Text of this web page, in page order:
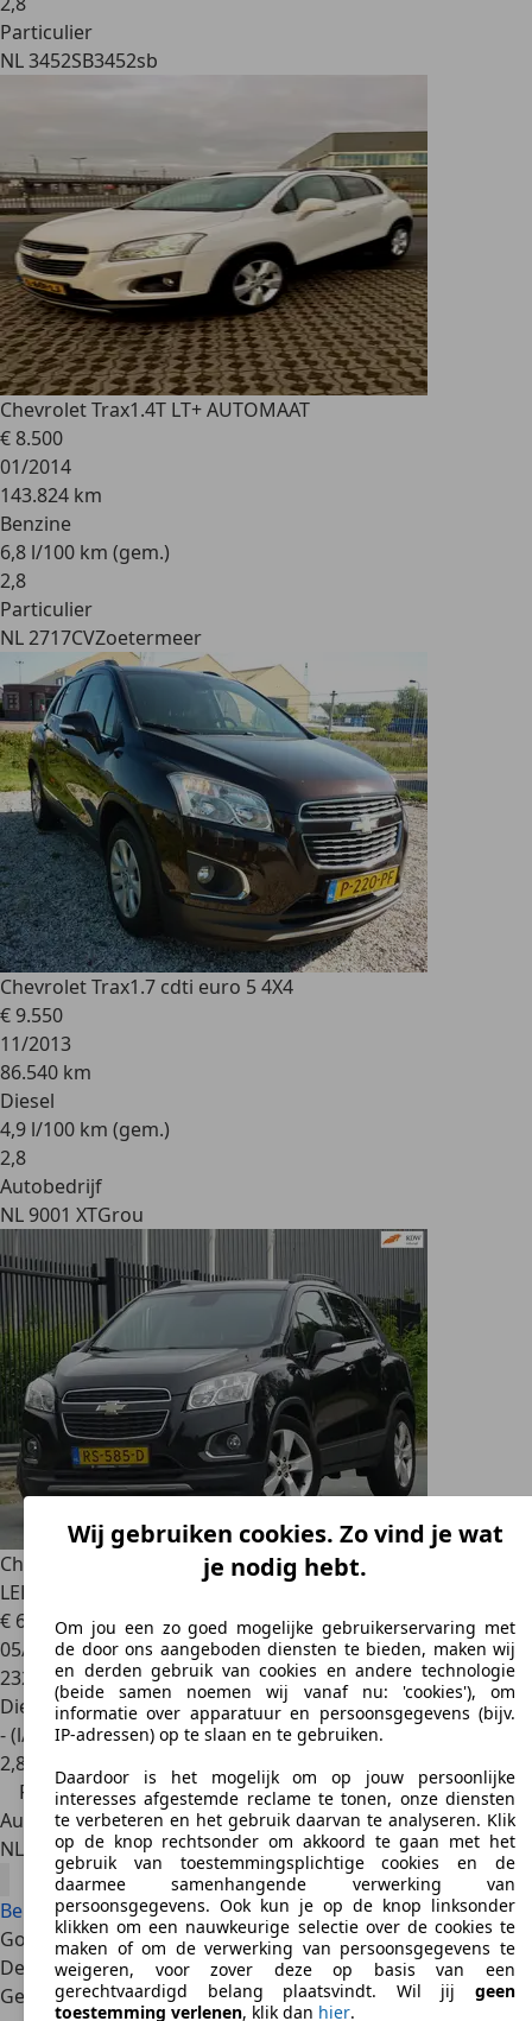
Particulier
NL 3452SB3452sb
Chevrolet Trax1.4T LT+ AUTOMAAT
€ 8.500
01/2014
143.824 km
Benzine
6,8 l/100 km (gem.)
2,8
Particulier
NL 2717CVZoetermeer
Chevrolet Trax1.7 cdti euro 5 4X4
€ 9.550
11/2013
86.540 km
Diesel
4,9 l/100 km (gem.)
2,8
Autobedrijf
NL 9001 XTGrou
Chevrolet Trax
1.7D LT+
LEER/CAMERA/AIRCO/CRUISE/PDC/NW APK
€ 6.999€ 7.499,-
05/2014
232.806 km
Diesel
- (l/100 km)
2,8
Prijsdaling
Autobedrijf
NL 3342 LDHendrik-ido-ambacht
Bekijk alle Chevrolet Trax aanbiedingen
Goede redenen
De Chevrolet Trax spreekt een brede doelgroep aan:
Gezinnen met ruimtebehoefte, senioren en recreatieve
Wij gebruiken cookies. Zo vind je wat
je nodig hebt.
Om jou een zo goed mogelijke gebruikerservaring met
de door ons aangeboden diensten te bieden, maken wij
en derden gebruik van cookies en andere technologie
(beide samen noemen wij vanaf nu: 'cookies'), om
informatie over apparatuur en persoonsgegevens (bijv.
IP-adressen) op te slaan en te gebruiken.
Daardoor is het mogelijk om op jouw persoonlijke
interesses afgestemde reclame te tonen, onze diensten
te verbeteren en het gebruik daarvan te analyseren. Klik
op de knop rechtsonder om akkoord te gaan met het
gebruik van toestemmingsplichtige cookies en de
daarmee samenhangende verwerking van
persoonsgegevens. Ook kun je op de knop linksonder
klikken om een nauwkeurige selectie over de cookies te
maken of om de verwerking van persoonsgegevens te
weigeren, voor zover deze op basis van een
gerechtvaardigd belang plaatsvindt. Wil jij geen
toestemming verlenen, klik dan hier.